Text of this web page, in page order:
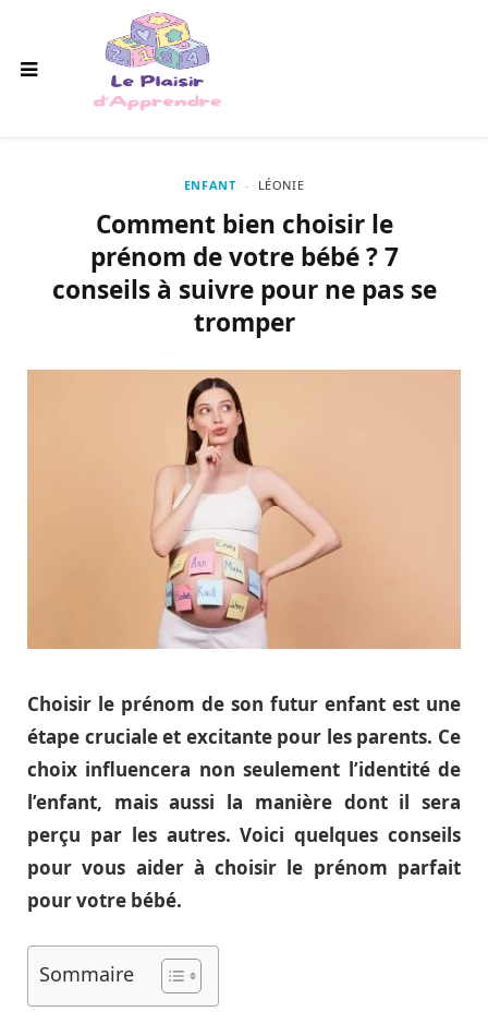
ENFANT LÉONIE
Comment bien choisir le
prénom de votre bébé ? 7
conseils à suivre pour ne pas se
tromper
Choisir le prénom de son futur enfant est une
étape cruciale et excitante pour les parents. Ce
choix influencera non seulement l’identité de
l’enfant, mais aussi la manière dont il sera
perçu par les autres. Voici quelques conseils
pour vous aider à choisir le prénom parfait
pour votre bébé.
Sommaire